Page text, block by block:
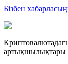
Бізбен
артықшылықтары